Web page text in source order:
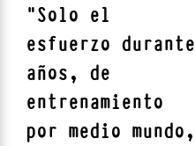
"Solo el
esfuerzo durante
años, de
entrenamiento
por medio mundo,